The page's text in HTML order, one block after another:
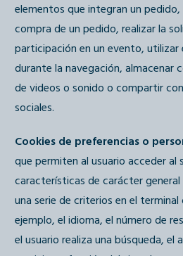
elementos que integran un
compra de un pedido, realizar la
participación en un evento,
durante la navegación, almacenar
de videos o sonido o compartir
sociales.
Cookies de preferencias o
que permiten al usuario acceder al
características de carácter
una serie de criterios en el
ejemplo, el idioma, el número de
el usuario realiza una búsqueda,